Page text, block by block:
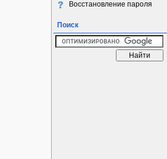
Восстановление пароля
Поиск